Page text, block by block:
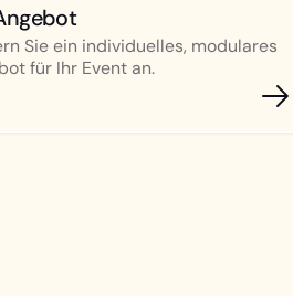
Sie ein individuelles, modulares
für Ihr Event an.